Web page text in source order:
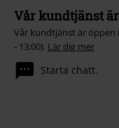
Vår kundtjänst
Vår kundtjänst är öppen
- 13:00). Lär dig mer
Starta chatt.